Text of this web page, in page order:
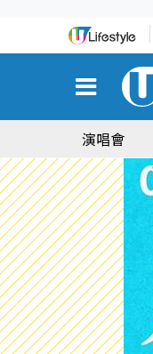
演唱會